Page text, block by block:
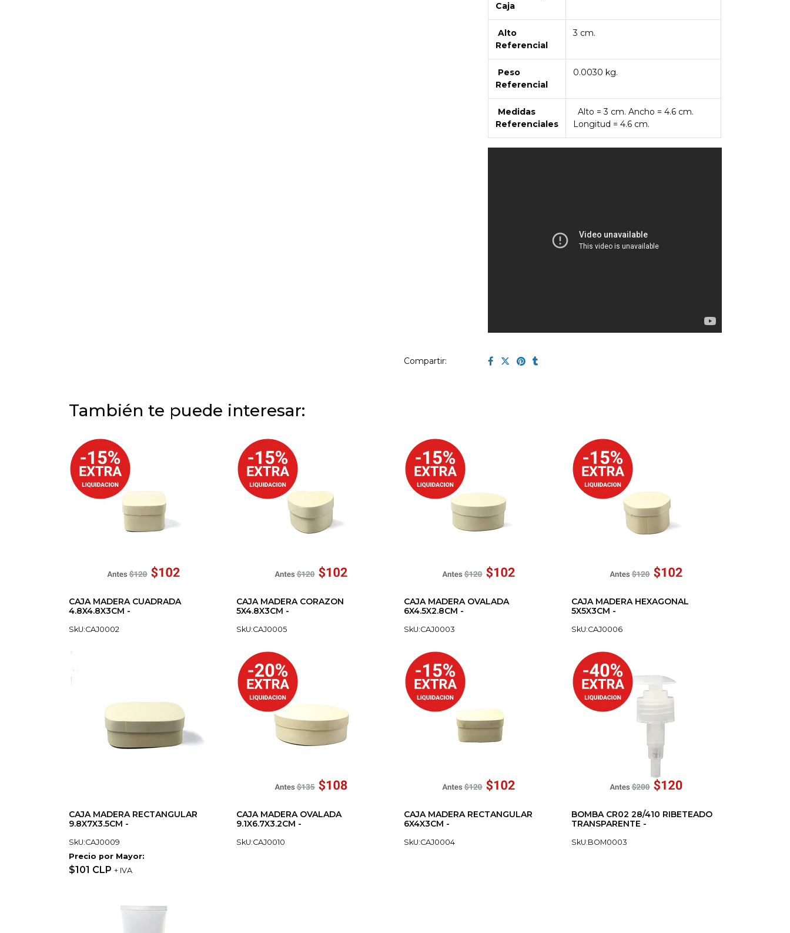
Caja
Alto
Referencial
3 cm.
Peso
Referencial
0.0030 kg.
Medidas
Referenciales
Alto = 3 cm. Ancho = 4.6 cm.
Longitud = 4.6 cm.
Compartir:
También te puede interesar:
CAJA MADERA CUADRADA
4.8X4.8X3CM -
SkU:CAJ0002
CAJA MADERA CORAZON
5X4.8X3CM -
SkU:CAJ0005
CAJA MADERA OVALADA
6X4.5X2.8CM -
SkU:CAJ0003
CAJA MADERA HEXAGONAL
5X5X3CM -
SkU:CAJ0006
CAJA MADERA RECTANGULAR
9.8X7X3.5CM -
SkU:CAJ0009
Precio por Mayor:
$101 CLP + IVA
CAJA MADERA OVALADA
9.1X6.7X3.2CM -
SkU:CAJ0010
CAJA MADERA RECTANGULAR
6X4X3CM -
SkU:CAJ0004
BOMBA CR02 28/410 RIBETEADO
TRANSPARENTE -
SkU:BOM0003